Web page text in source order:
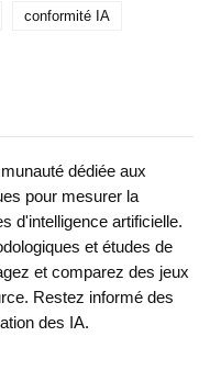
conformité IA
dédiée aux
pour mesurer la
d'intelligence artificielle.
et études de
et comparez des jeux
Restez informé des
des IA.